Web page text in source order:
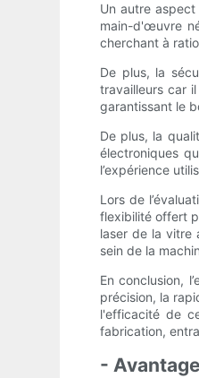
Un autre
main-d'œuvre
cherchant à
De plus, la
travailleurs car
garantissant le
De plus, la
électroniques
l’expérience
Lors de
flexibilité offert
laser de la vitre
sein de la
En conclusion,
précision, la
l'efficacité de
fabrication,
-